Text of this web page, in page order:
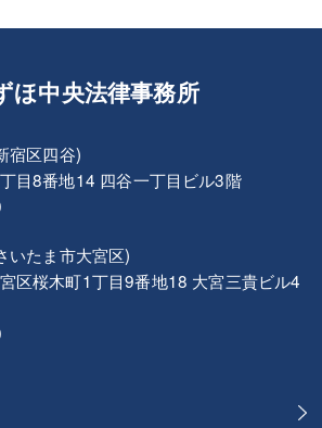
ほ中央法律事務所
宿区四谷)
目8番地14 四谷一丁目ビル3階
いたま市大宮区)
区桜木町1丁目9番地18 大宮三貴ビル4